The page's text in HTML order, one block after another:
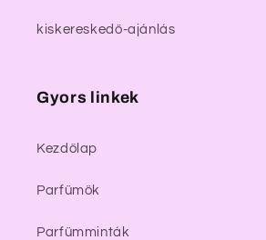
kiskereskedő-ajánlás
Gyors linkek
Kezdőlap
Parfümök
Parfümminták